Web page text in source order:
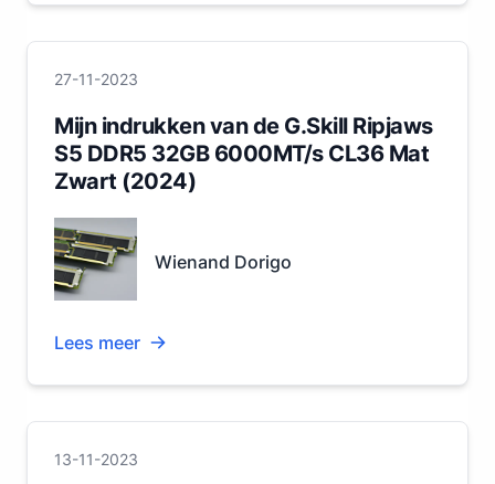
27-11-2023
Mijn indrukken van de G.Skill Ripjaws
S5 DDR5 32GB 6000MT/s CL36 Mat
Zwart (2024)
Wienand Dorigo
Lees meer
13-11-2023